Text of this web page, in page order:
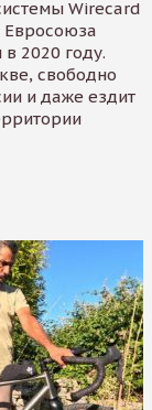
Wirecard
2020 году.
свободно
и даже ездит